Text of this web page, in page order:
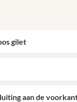
gilet
aan de